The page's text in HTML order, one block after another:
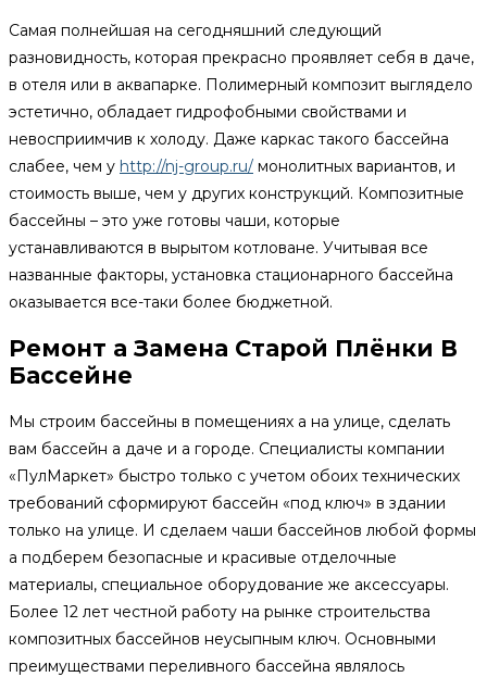
Самая полнейшая на сегодняшний следующий
разновидность, которая прекрасно проявляет себя в даче,
в отеля или в аквапарке. Полимерный композит выглядело
эстетично, обладает гидрофобными свойствами и
невосприимчив к холоду. Даже каркас такого бассейна
слабее, чем у http://nj-group.ru/ монолитных вариантов, и
стоимость выше, чем у других конструкций. Композитные
бассейны – это уже готовы чаши, которые
устанавливаются в вырытом котловане. Учитывая все
названные факторы, установка стационарного бассейна
оказывается все-таки более бюджетной.
Ремонт а Замена Старой Плёнки В
Бассейне
Мы строим бассейны в помещениях а на улице, сделать
вам бассейн а даче и а городе. Специалисты компании
«ПулМаркет» быстро только с учетом обоих технических
требований сформируют бассейн «под ключ» в здании
только на улице. И сделаем чаши бассейнов любой формы
а подберем безопасные и красивые отделочные
материалы, специальное оборудование же аксессуары.
Более 12 лет честной работу на рынке строительства
композитных бассейнов неусыпным ключ. Основными
преимуществами переливного бассейна являлось